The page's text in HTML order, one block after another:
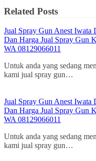
Related Posts
Jual Spray Gun Anest
Dan Harga Jual Spray Gun
WA 08129066011
Untuk anda yang sedang
kami jual spray gun…
Jual Spray Gun Anest
Dan Harga Jual Spray Gun
WA 08129066011
Untuk anda yang sedang
kami jual spray gun…